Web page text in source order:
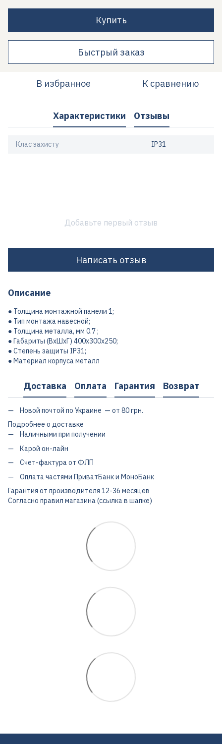
Купить
Быстрый заказ
В избранное К сравнению
Характеристики Отзывы
Клас захисту IP31
Добавьте первый отзыв
Написать отзыв
Описание
● Толщина монтажной панели 1;
● Тип монтажа навесной;
● Толщина металла, мм 0.7 ;
● Габариты (ВхШхГ) 400х300х250;
● Степень защиты IP31;
● Материал корпуса металл
Доставка Оплата Гарантия Возврат
Новой почтой по Украине — от 80 грн.
Подробнее о доставке
Наличными при получении
Карой он-лайн
Счет-фактура от ФЛП
Оплата частями ПриватБанк и МоноБанк
Гарантия от производителя 12-36 месяцев
Согласно правил магазина (ссылка в шапке)